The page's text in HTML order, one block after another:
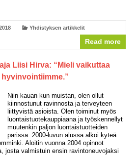
Yhdistyksen artikkelit
Read more
Liisi Hirva: “Mieli vaikuttaa
Niin kauan kun muistan, olen ollut
kiinnostunut ravinnosta ja terveyteen
liittyvistä asioista. Olen toiminut myös
luontaistuotekauppiaana ja työskennellyt
muutenkin paljon luontaistuotteiden
parissa. 2000-luvun alussa alkoi kyteä
Aloitin vuonna 2004 opinnot
josta valmistuin ensin ravintoneuvojaksi